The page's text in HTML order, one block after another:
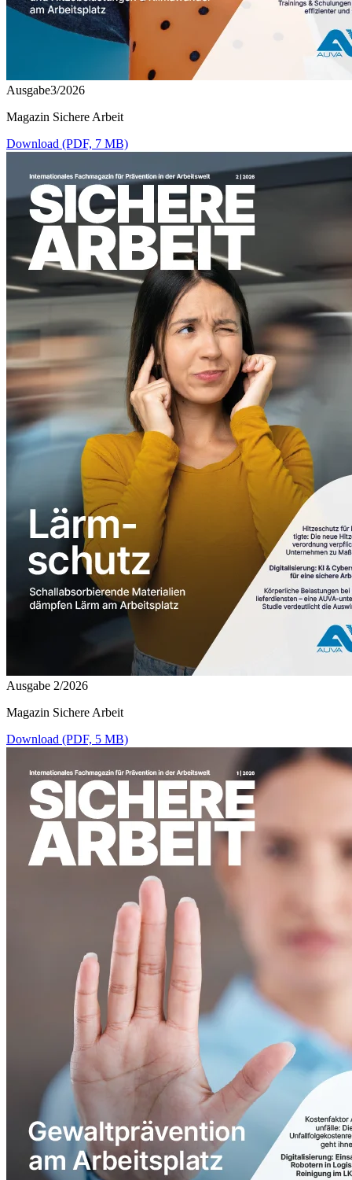
Ausgabe3/2026
Magazin Sichere Arbeit
Download (PDF, 7 MB)
Ausgabe 2/2026
Magazin Sichere Arbeit
Download (PDF, 5 MB)